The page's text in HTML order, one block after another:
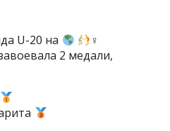
U-20 на
‍♀
2 медали,